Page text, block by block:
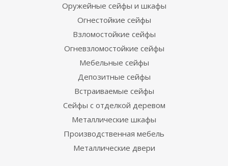
Оружейные сейфы и шкафы
Огнестойкие сейфы
Взломостойкие сейфы
Огневзломостойкие сейфы
Мебельные сейфы
Депозитные сейфы
Встраиваемые сейфы
Сейфы с отделкой деревом
Металлические шкафы
Производственная мебель
Металлические двери